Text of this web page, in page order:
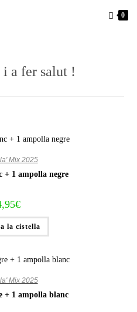
0
i a fer salut !
Mix 2025
+ 1 ampolla negre
€
la cistella
Mix 2025
+ 1 ampolla blanc